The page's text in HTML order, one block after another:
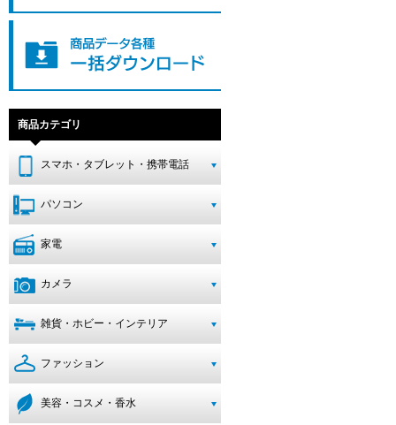
商品カテゴリ
スマホ・タブレット・携帯電話
パソコン
家電
カメラ
雑貨・ホビー・インテリア
ファッション
美容・コスメ・香水